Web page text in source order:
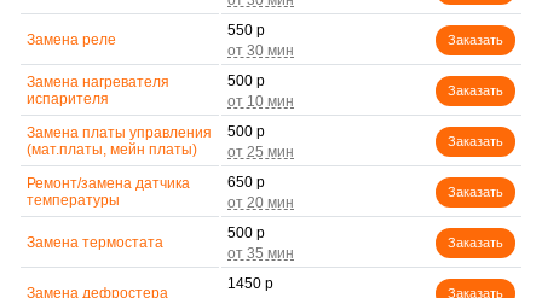
Замена реле
550 р
Заказать
Замена нагревателя
испарителя
500 р
Заказать
Замена платы управления
(мат.платы, мейн платы)
500 р
Заказать
Ремонт/замена датчика
температуры
650 р
Заказать
Замена термостата
500 р
Заказать
Замена дефростера
1450 р
Заказать